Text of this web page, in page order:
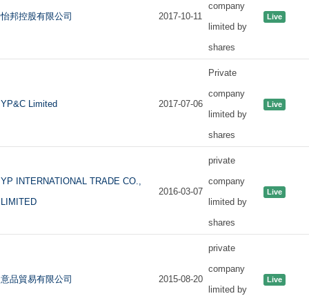
怡邦控股有限公司 2017-10-11
company
limited by
shares
Live
YP&C Limited 2017-07-06
Private
company
limited by
shares
Live
YP INTERNATIONAL TRADE CO.,
LIMITED
2016-03-07
private
company
limited by
shares
Live
意品貿易有限公司 2015-08-20
private
company
limited by
Live